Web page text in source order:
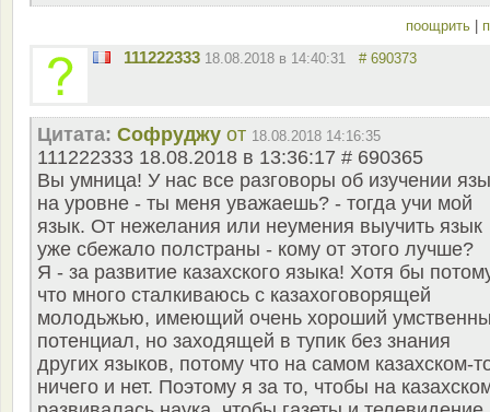
поощрить
111222333 18.08.2018 в 14:40:31 # 690373
Цитата: Софруджу от 18.08.2018 14:16:35
111222333 18.08.2018 в 13:36:17 # 690365
Вы умница! У нас все разговоры об изучении
на уровне - ты меня уважаешь? - тогда учи мой
язык. От нежелания или неумения выучить язык
уже сбежало полстраны - кому от этого лучше?
Я - за развитие казахского языка! Хотя бы
что много сталкиваюсь с казахоговорящей
молодьжью, имеющий очень хороший
потенциал, но заходящей в тупик без знания
других языков, потому что на самом казахском-
ничего и нет. Поэтому я за то, чтобы на